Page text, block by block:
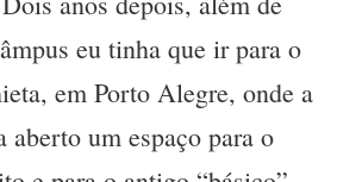
eu tinha que ir para o
em Porto Alegre, onde a
aberto um espaço para o